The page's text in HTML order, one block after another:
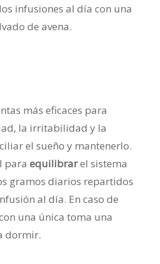
infusiones al día con una
de avena.
más eficaces para
la irritabilidad y la
el sueño y mantenerlo.
para equilibrarel sistema
gramos diarios repartidos
al día. En caso de
una única toma una
dormir.